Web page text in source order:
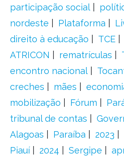
participação social
nordeste
Plataforma
direito à educação
TCE
ATRICON
rematrículas
encontro nacional
creches
mães
mobilização
Fórum
tribunal de contas
Alagoas
Paraíba 2023
Piauí
2024 Sergipe